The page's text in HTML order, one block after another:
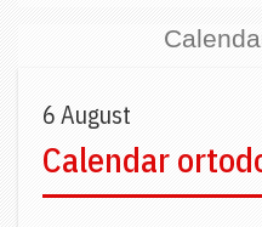
6 August
Calendar